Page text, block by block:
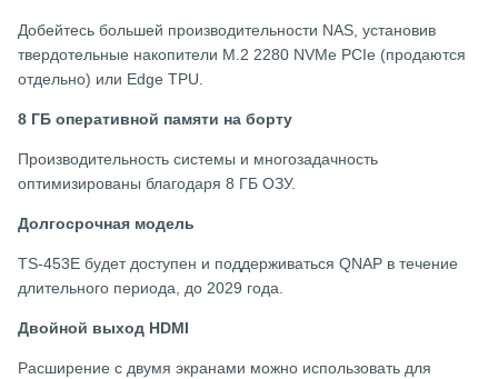
Добейтесь большей производительности NAS, установив
твердотельные накопители M.2 2280 NVMe PCIe (продаются
отдельно) или Edge TPU.
8 ГБ оперативной памяти на борту
Производительность системы и многозадачность
оптимизированы благодаря 8 ГБ ОЗУ.
Долгосрочная модель
TS-453E будет доступен и поддерживаться QNAP в течение
длительного периода, до 2029 года.
Двойной выход HDMI
Расширение с двумя экранами можно использовать для